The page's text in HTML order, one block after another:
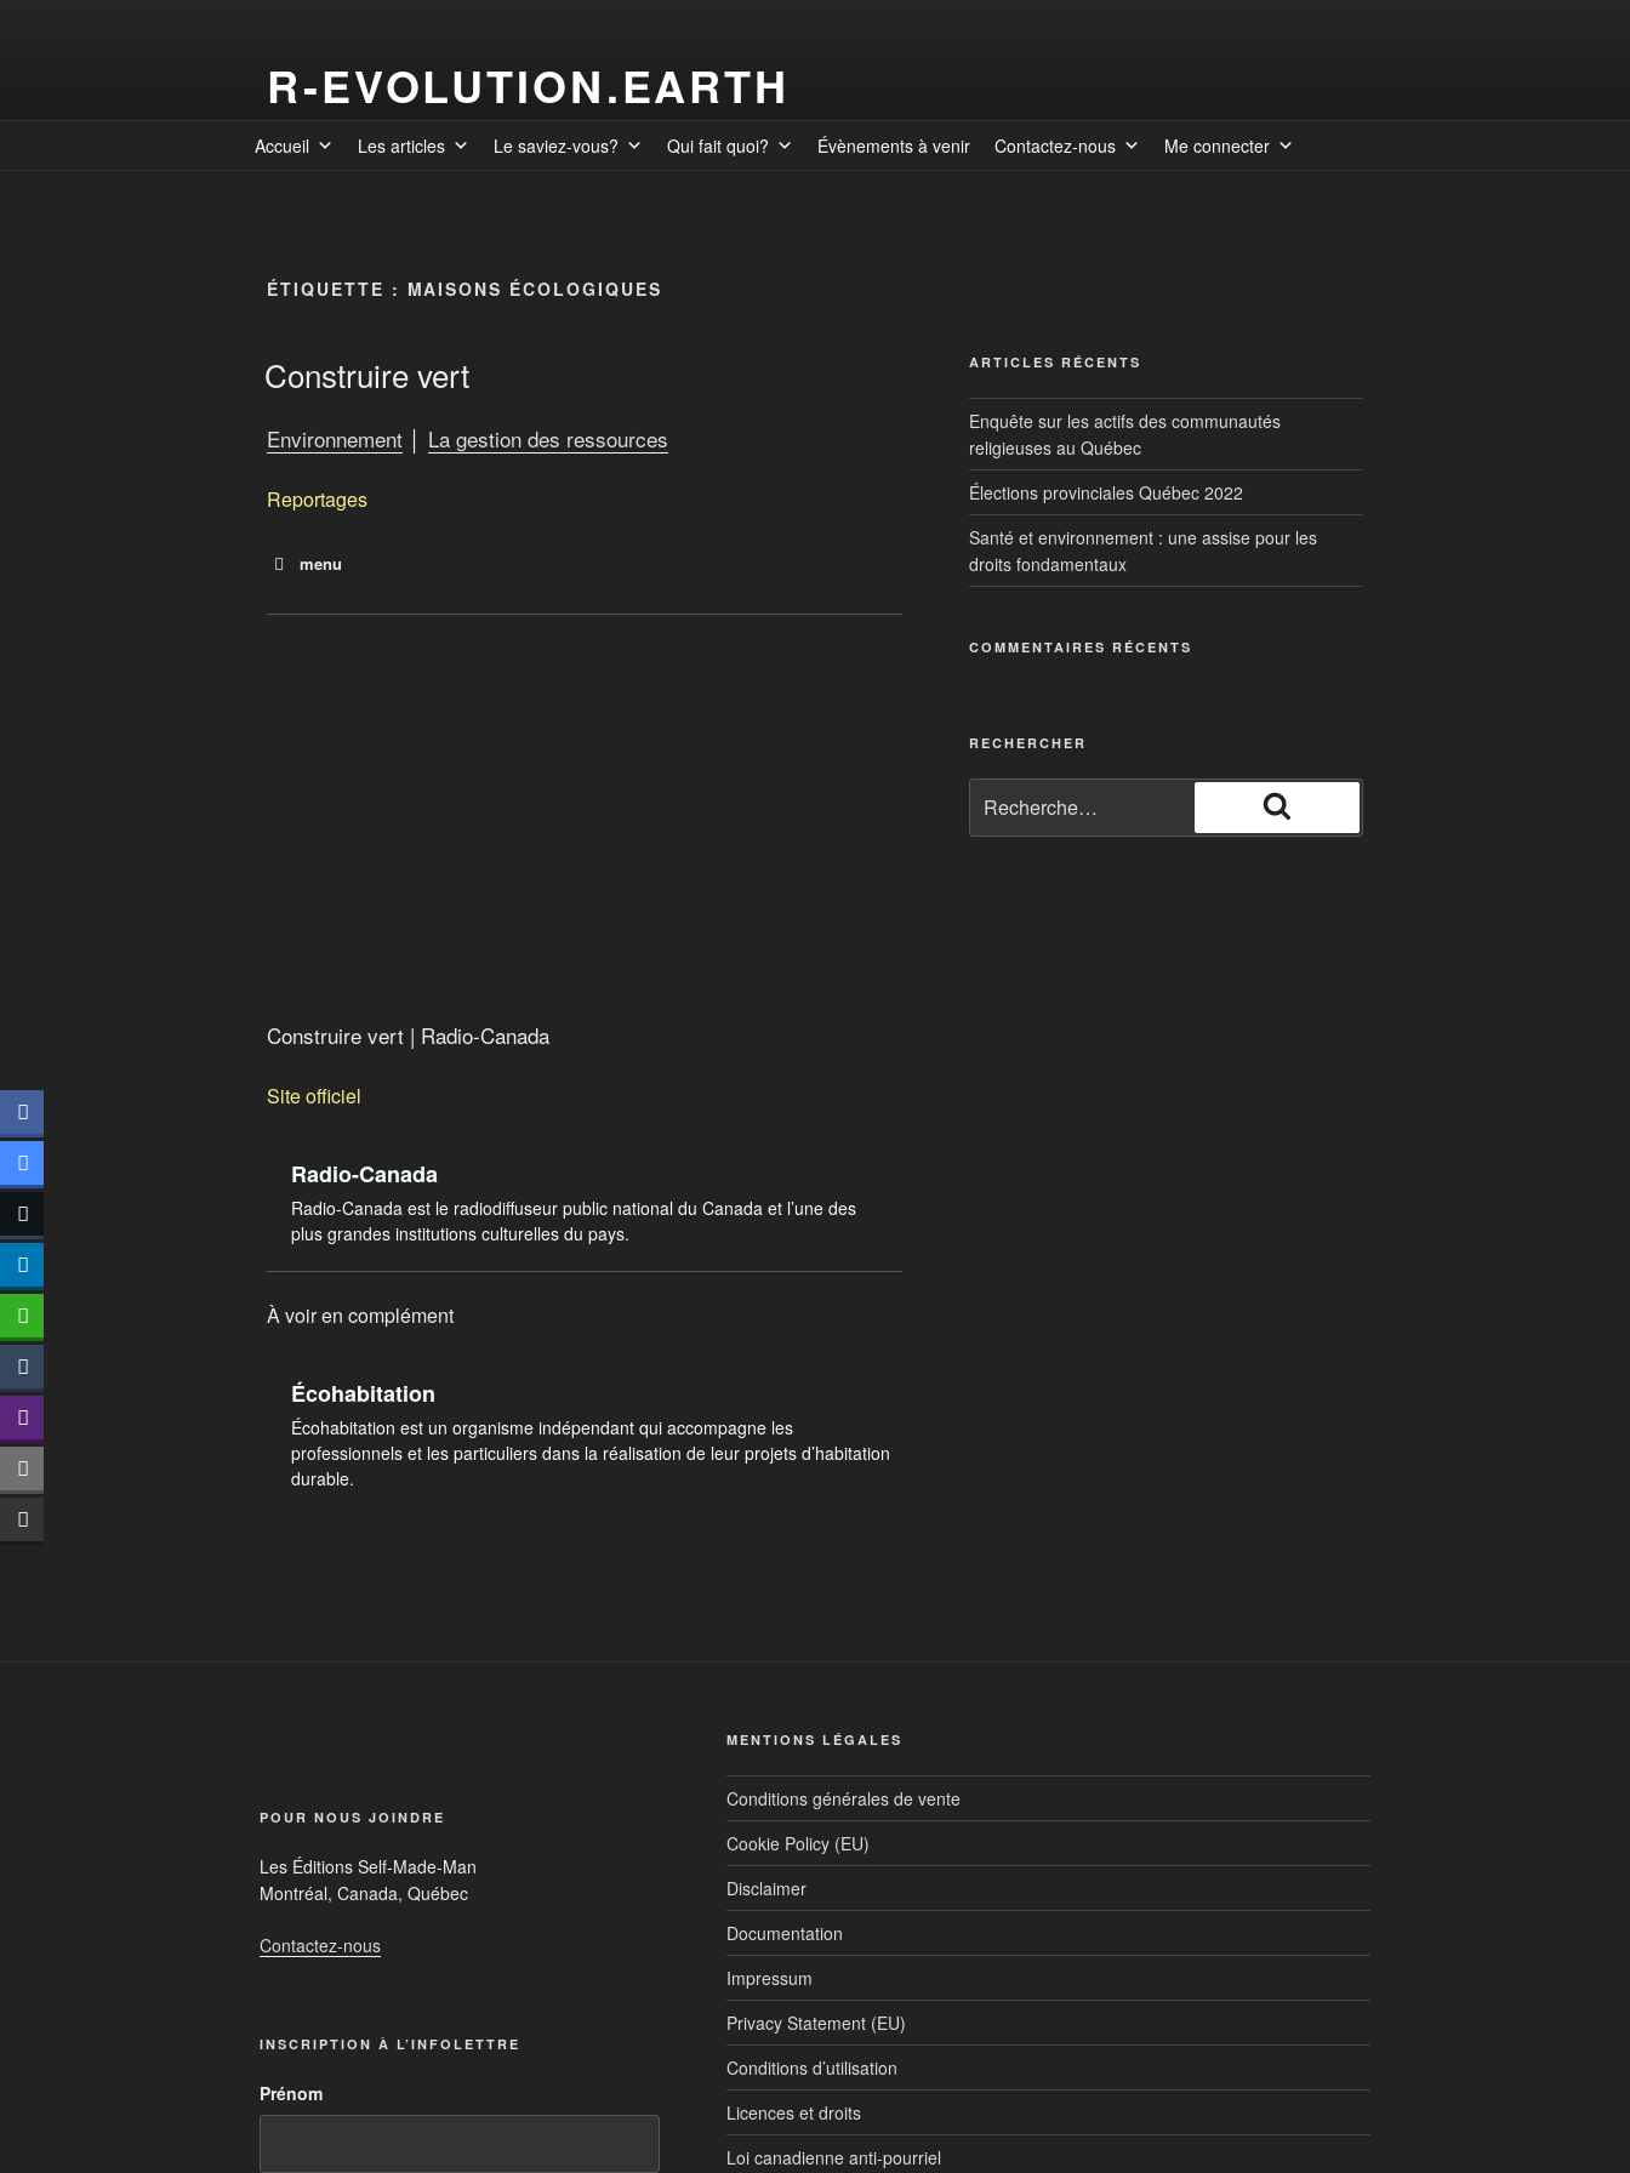
R-EVOLUTION.EARTH
Accueil Les articles Le saviez-vous? Qui fait quoi? Évènements à venir Contactez-nous Me connecter
ÉTIQUETTE : MAISONS ÉCOLOGIQUES
Construire vert
Environnement │ La gestion des ressources
Reportages
menu
Construire vert | Radio-Canada
Site officiel
Radio-Canada
Radio-Canada est le radiodiffuseur public national du Canada et l’une des
plus grandes institutions culturelles du pays.
À voir en complément
Écohabitation
Écohabitation est un organisme indépendant qui accompagne les
professionnels et les particuliers dans la réalisation de leur projets d’habitation
durable.
ARTICLES RÉCENTS
Enquête sur les actifs des communautés
religieuses au Québec
Élections provinciales Québec 2022
Santé et environnement : une assise pour les
droits fondamentaux
COMMENTAIRES RÉCENTS
RECHERCHER
POUR NOUS JOINDRE
Les Éditions Self-Made-Man
Montréal, Canada, Québec
Contactez-nous
INSCRIPTION À L’INFOLETTRE
Prénom
MENTIONS LÉGALES
Conditions générales de vente
Cookie Policy (EU)
Disclaimer
Documentation
Impressum
Privacy Statement (EU)
Conditions d’utilisation
Licences et droits
Loi canadienne anti-pourriel